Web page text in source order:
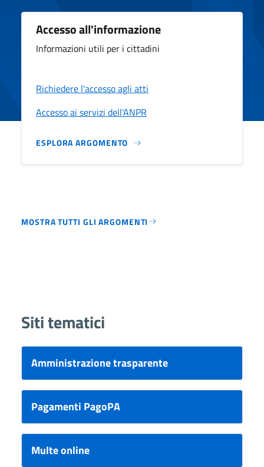
Accesso all'informazione
Informazioni utili per i cittadini
Richiedere l'accesso agli atti
Accesso ai servizi dell'ANPR
ESPLORA ARGOMENTO
MOSTRA TUTTI GLI ARGOMENTI
Siti tematici
Amministrazione trasparente
Pagamenti PagoPA
Multe online